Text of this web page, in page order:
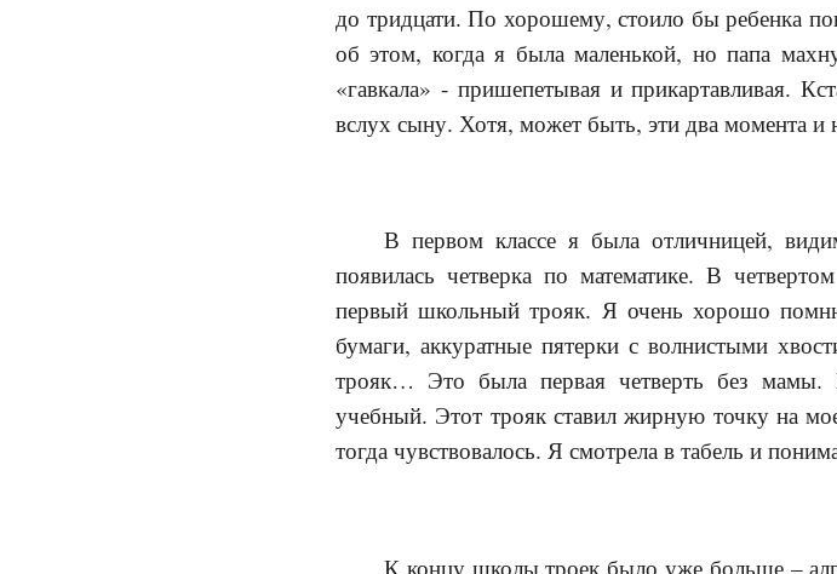
до тридцати. По хорошему, стоило бы ребенка
об этом, когда я была маленькой, но папа
«гавкала» - пришепетывая и прикартавливая.
вслух сыну. Хотя, может быть, эти два момента и
В первом классе я была отличницей,
появилась четверка по математике. В
первый школьный трояк. Я очень хорошо
бумаги, аккуратные пятерки с волнистыми
трояк… Это была первая четверть без
учебный. Этот трояк ставил жирную точку на
тогда чувствовалось. Я смотрела в табель и
К концу школы троек было уже больше –